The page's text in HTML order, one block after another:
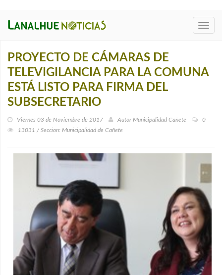
PROYECTO DE CÁMARAS DE
TELEVIGILANCIA PARA LA COMUNA
ESTÁ LISTO PARA FIRMA DEL
SUBSECRETARIO
Viernes 03 de Noviembre de 2017 Autor Municipalidad Cañete
0
13031 / Seccion: Municipalidad de Cañete